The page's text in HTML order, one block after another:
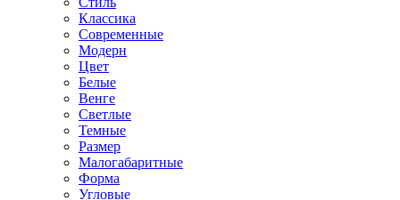
Классика
Современные
Модерн
Цвет
Белые
Венге
Светлые
Темные
Размер
Малогабаритные
Форма
Угловые